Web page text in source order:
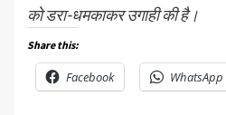
को डरा-धमकाकर उगाही की है।
Share this:
Facebook WhatsApp